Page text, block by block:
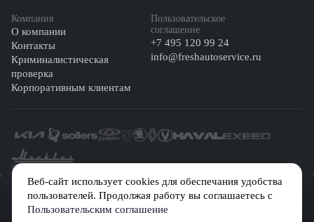
Веб-сайт использует cookies для обеспечания удобства
пользователей. Продолжая работу вы соглашаетесь с
Пользовательским соглашение
Компания
О компании
Контакты
Криминалистическая
проверка
Корпоративным клиентам
Пользовательское
соглашение
+7 495 120 99 24
info@freshautoservice.ru
©️ 2026 Fresh Auto
Сетевое издание «Первый автомобильный маркетплейс» зарегистрировано
Решением Федеральной службы по надзору в сфере связи, информационных